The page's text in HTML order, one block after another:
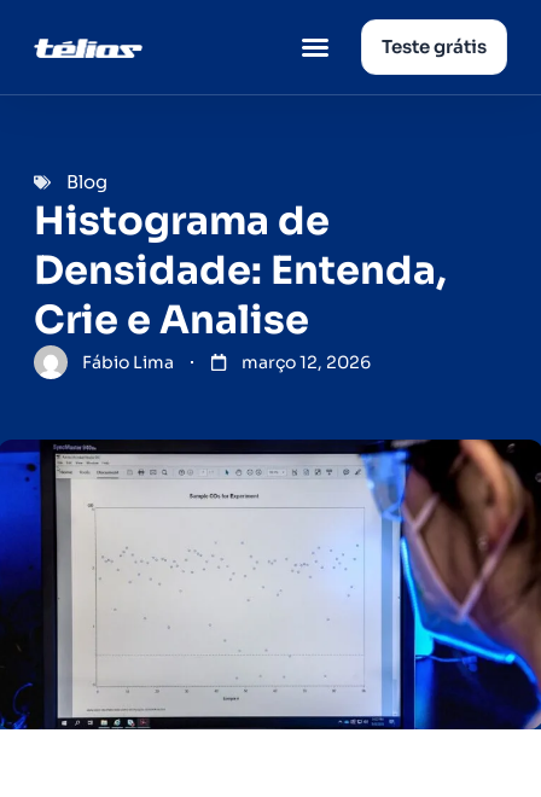
Teste grátis
Blog
Histograma de
Densidade: Entenda,
Crie e Analise
Fábio Lima março 12, 2026